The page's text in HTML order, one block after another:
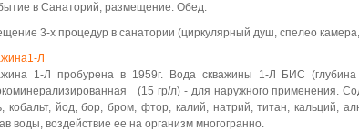
в Санаторий, размещение. Обед.
3-х процедур в санатории (циркулярный душ, спелео
Л
1-Л пробурена в 1959г. Вода скважины 1-Л БИС
(15 гр/л) - для наружного применения.
кобальт, йод, бор, бром, фтор, калий, натрий, титан, кальций,
воды, воздействие ее на организм многогранно.